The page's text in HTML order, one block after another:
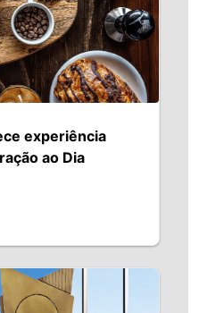
experiência
ao Dia